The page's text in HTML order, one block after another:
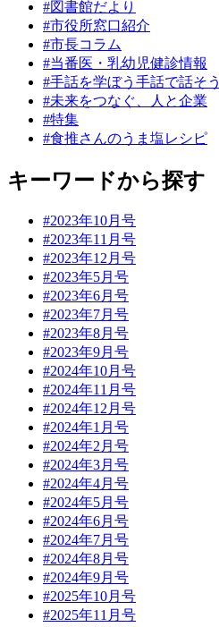
#図書館だより
#市役所窓口紹介
#市長コラム
#当番医・乳幼児健診情報
#手話を学ぼう手話で話そう
#未来をつなぐ、人と企業
#特集
#食推さんのうま塩レシピ
キーワードから探す
#2023年10月号
#2023年11月号
#2023年12月号
#2023年5月号
#2023年6月号
#2023年7月号
#2023年8月号
#2023年9月号
#2024年10月号
#2024年11月号
#2024年12月号
#2024年1月号
#2024年2月号
#2024年3月号
#2024年4月号
#2024年5月号
#2024年6月号
#2024年7月号
#2024年8月号
#2024年9月号
#2025年10月号
#2025年11月号